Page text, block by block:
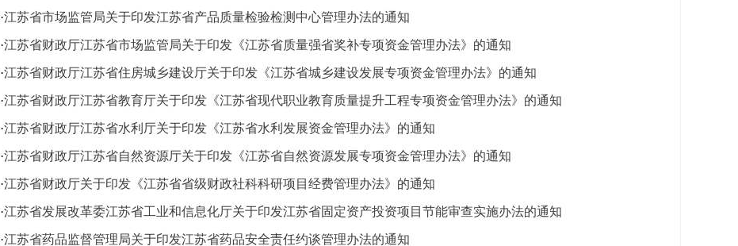
·江苏省市场监管局关于印发江苏省产品质量检验检测中心管理办法的通知
·江苏省财政厅江苏省市场监管局关于印发《江苏省质量强省奖补专项资金管理办法》的通知
·江苏省财政厅江苏省住房城乡建设厅关于印发《江苏省城乡建设发展专项资金管理办法》的通知
·江苏省财政厅江苏省教育厅关于印发《江苏省现代职业教育质量提升工程专项资金管理办法》的通知
·江苏省财政厅江苏省水利厅关于印发《江苏省水利发展资金管理办法》的通知
·江苏省财政厅江苏省自然资源厅关于印发《江苏省自然资源发展专项资金管理办法》的通知
·江苏省财政厅关于印发《江苏省省级财政社科科研项目经费管理办法》的通知
·江苏省发展改革委江苏省工业和信息化厅关于印发江苏省固定资产投资项目节能审查实施办法的通知
·江苏省药品监督管理局关于印发江苏省药品安全责任约谈管理办法的通知